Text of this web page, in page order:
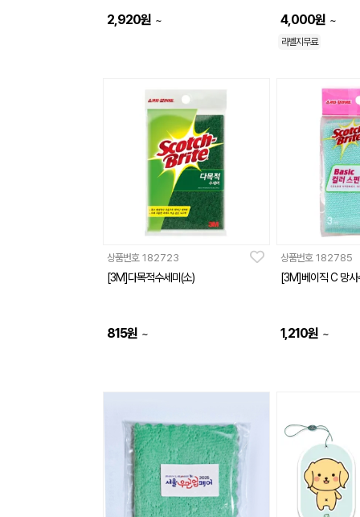
2,920원 ~ 4,000원 ~
라벨지무료
상품번호 182723
[3M]다목적수세미(소)
815원 ~
상품번호 182785
[3M]베이직 C 망
1,210원 ~